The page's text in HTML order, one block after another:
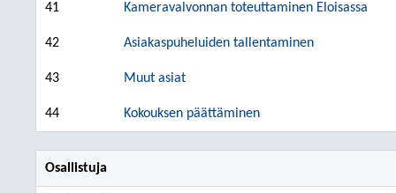
41 Kameravalvonnan toteuttaminen Eloisassa
42 Asiakaspuheluiden tallentaminen
43 Muut asiat
44 Kokouksen päättäminen
Osallistuja